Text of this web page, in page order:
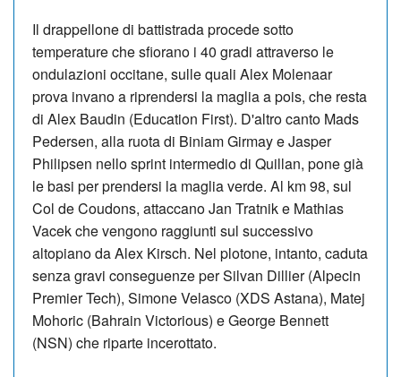
Il drappellone di battistrada procede sotto
temperature che sfiorano i 40 gradi attraverso le
ondulazioni occitane, sulle quali Alex Molenaar
prova invano a riprendersi la maglia a pois, che resta
di Alex Baudin (Education First). D'altro canto Mads
Pedersen, alla ruota di Biniam Girmay e Jasper
Philipsen nello sprint intermedio di Quillan, pone già
le basi per prendersi la maglia verde. Al km 98, sul
Col de Coudons, attaccano Jan Tratnik e Mathias
Vacek che vengono raggiunti sul successivo
altopiano da Alex Kirsch. Nel plotone, intanto, caduta
senza gravi conseguenze per Silvan Dillier (Alpecin
Premier Tech), Simone Velasco (XDS Astana), Matej
Mohoric (Bahrain Victorious) e George Bennett
(NSN) che riparte incerottato.